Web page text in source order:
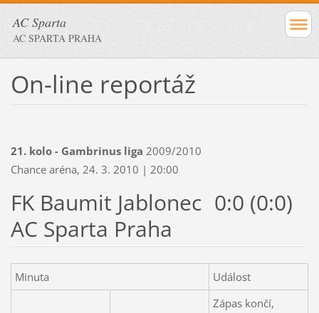
AC Sparta
AC SPARTA PRAHA
On-line reportáž
21. kolo - Gambrinus liga 2009/2010
Chance aréna, 24. 3. 2010 | 20:00
FK Baumit Jablonec 0:0 (0:0)
AC Sparta Praha
Minuta
Událost
Zápas končí,